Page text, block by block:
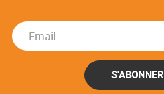
S'ABONNER